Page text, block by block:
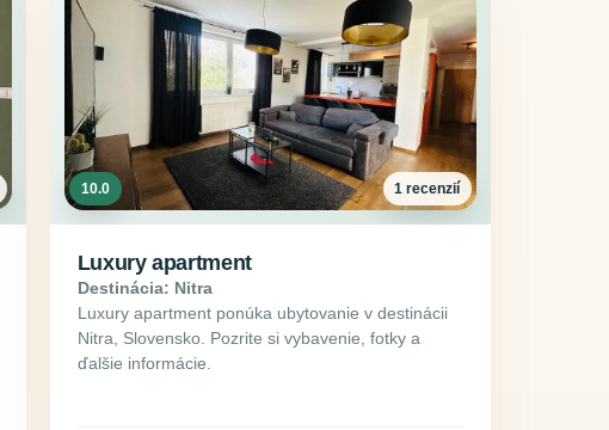
10.0 1 recenzií
Luxury apartment
Destinácia: Nitra
Luxury apartment ponúka ubytovanie v destinácii
Nitra, Slovensko. Pozrite si vybavenie, fotky a
ďalšie informácie.